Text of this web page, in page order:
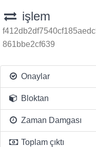
işlem
861bbe2cf639
Onaylar
Bloktan
Zaman Damgası
Toplam çıktı